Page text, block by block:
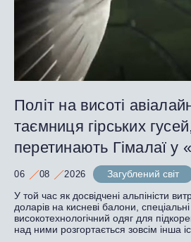
Політ на висоті
таємниця гірських
перетинають Гімалаї у
06 08 2026
Загублений світ
У той час як досвідчені альпіністи
доларів на кисневі балони,
високотехнологічний одяг для
над ними розгортається зовсім інша